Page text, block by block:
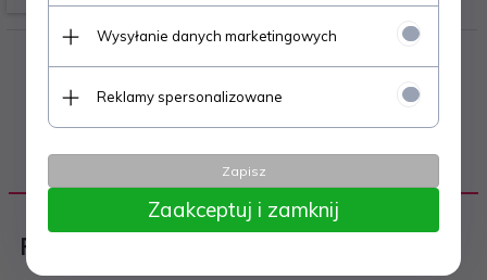
Piłka nożna
Wysyłanie danych marketingowych
Reklamy spersonalizowane
Zapisz
Zaakceptuj i zamknij